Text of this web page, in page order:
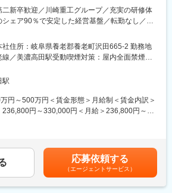
りますが、数日の座学研修後、年齢の近い先
月程度のOJTにて業務に慣れていただきま
援制度や社内外の研修制度もあり、スキルアッ
。
チェンジ：
に寄りますが、他の製造部署に手を上げること
確保はもちろん、有給消化率80％以上、有給の
、時間単位と個人の都合に合わせて取得できま
ない範囲で、髪色、ネイル、アクセサリーは
二新卒歓迎／川崎重工グループ／充実の研修体
ェア90％で安定した経営基盤／転勤なし／夜
ある当社工場にて、鉄道車両用の窓やドア、
加工・組立等の業務をお任せします。
ドア、バス用窓やドアなどの加工及び組立
、曲げ、溶接、機械、仕上げ
ミの材料を切断やプレス作業などの簡単な業
希望や適性を見ながら徐々に仕事をお任せしま
経験で入社された方も活躍中！
社住所：岐阜県養老郡養老町沢田665-2 勤務地
／美濃高田駅受動喫煙対策：屋内全面禁煙変
める事業所
駅
円～500万円＜賃金形態＞月給制＜賃金内訳＞
236,800円～330,000円＜月給＞236,800円～
あり、選考を通じて上下する可能性がありま
固定手当を含めた表記です。
応募依頼する
（エージェントサービス）